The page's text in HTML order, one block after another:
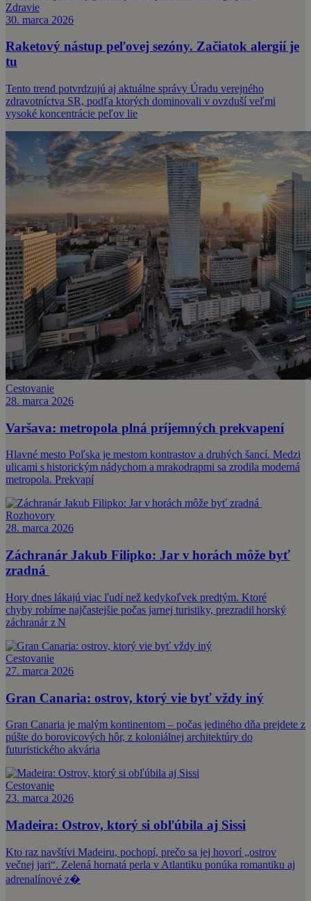
Zdravie
30. marca 2026
Raketový nástup peľovej sezóny. Začiatok alergií je
tu
Tento trend potvrdzujú aj aktuálne správy Úradu verejného
zdravotníctva SR, podľa ktorých dominovali v ovzduší veľmi
vysoké koncentrácie peľov lie
Cestovanie
28. marca 2026
Varšava: metropola plná príjemných prekvapení
Hlavné mesto Poľska je mestom kontrastov a druhých šancí. Medzi
ulicami s historickým nádychom a mrakodrapmi sa zrodila moderná
metropola. Prekvapí
Rozhovory
28. marca 2026
Záchranár Jakub Filipko: Jar v horách môže byť
zradná
Hory dnes lákajú viac ľudí než kedykoľvek predtým. Ktoré
chyby robíme najčastejšie počas jarnej turistiky, prezradil horský
záchranár z N
Cestovanie
27. marca 2026
Gran Canaria: ostrov, ktorý vie byť vždy iný
Gran Canaria je malým kontinentom – počas jediného dňa prejdete z
púšte do borovicových hôr, z koloniálnej architektúry do
futuristického akvária
Cestovanie
23. marca 2026
Madeira: Ostrov, ktorý si obľúbila aj Sissi
Kto raz navštívi Madeiru, pochopí, prečo sa jej hovorí „ostrov
večnej jari“. Zelená hornatá perla v Atlantiku ponúka romantiku aj
adrenalínové z�